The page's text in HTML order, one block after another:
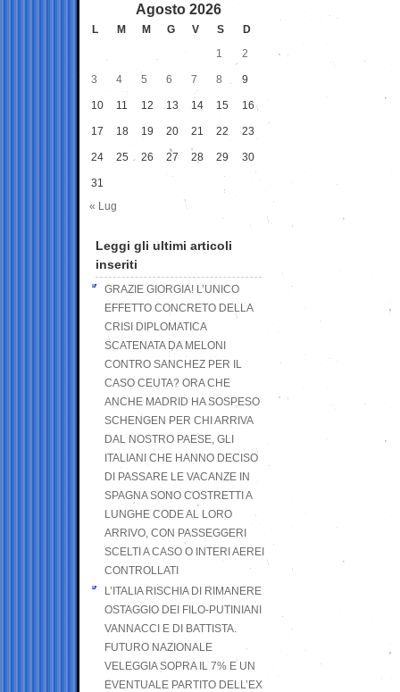
Agosto 2026
L M M G V S
D
1
2
3 4 5 6 7 8 9
10 11 12 13 14 15 16
17 18 19 20 21 22 23
24 25 26 27 28 29 30
31
« Lug
Leggi gli ultimi articoli
inseriti
GRAZIE GIORGIA! L’UNICO
EFFETTO CONCRETO DELLA
CRISI DIPLOMATICA
SCATENATA DA MELONI
CONTRO SANCHEZ PER IL
CASO CEUTA? ORA CHE
ANCHE MADRID HA SOSPESO
SCHENGEN PER CHI ARRIVA
DAL NOSTRO PAESE, GLI
ITALIANI CHE HANNO DECISO
DI PASSARE LE VACANZE IN
SPAGNA SONO COSTRETTI A
LUNGHE CODE AL LORO
ARRIVO, CON PASSEGGERI
SCELTI A CASO O INTERI AEREI
CONTROLLATI
L’ITALIA RISCHIA DI RIMANERE
OSTAGGIO DEI FILO-PUTINIANI
VANNACCI E DI BATTISTA.
FUTURO NAZIONALE
VELEGGIA SOPRA IL 7% E UN
EVENTUALE PARTITO DELL’EX